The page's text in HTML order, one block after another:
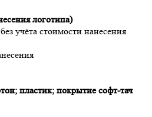
логотипа)
учёта стоимости нанесения
пластик; покрытие софт-тач